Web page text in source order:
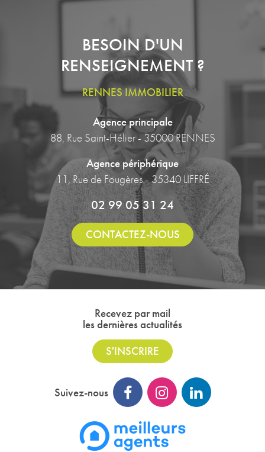
BESOIN D'UN
RENSEIGNEMENT ?
RENNES IMMOBILIER
Agence principale
88, Rue Saint-Hélier - 35000 RENNES
Agence périphérique
11, Rue de Fougères - 35340 LIFFRÉ
02 99 05 31 24
CONTACTEZ-NOUS
Recevez par mail
les dernières actualités
S'INSCRIRE
Suivez-nous